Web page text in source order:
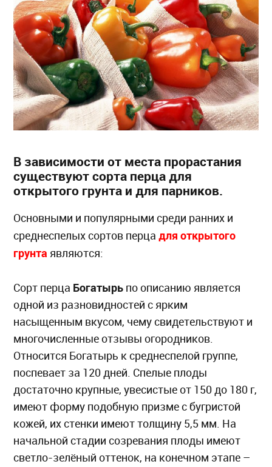
В зависимости от места прорастания
существуют сорта перца для
открытого грунта и для парников.
Основными и популярными среди ранних и
среднеспелых сортов перцадля открытого
грунта являются:
Сорт перца Богатырь по описанию является
одной из разновидностей с ярким
насыщенным вкусом, чему свидетельствуют и
многочисленные отзывы огородников.
Относится Богатырь к среднеспелой группе,
поспевает за 120 дней. Спелые плоды
достаточно крупные, увесистые от 150 до 180 г,
имеют форму подобную призме с бугристой
кожей, их стенки имеют толщину 5,5 мм. На
начальной стадии созревания плоды имеют
светло-зелёный оттенок, на конечном этапе –